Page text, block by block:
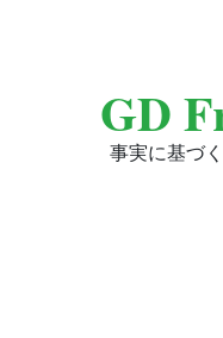
GD
事実に基づ